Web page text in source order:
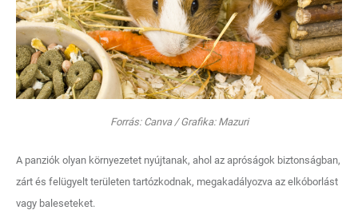
Forrás: Canva / Grafika: Mazuri
A panziók olyan környezetet nyújtanak, ahol az apróságok biztonságban,
zárt és felügyelt területen tartózkodnak, megakadályozva az elkóborlást
vagy baleseteket.